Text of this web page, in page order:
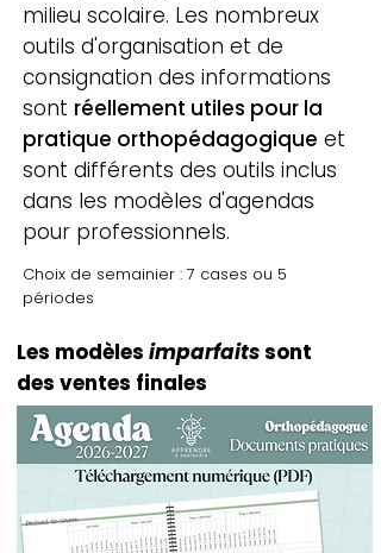
milieu scolaire. Les nombreux
outils d'organisation et de
consignation des informations
sont réellement utiles pour la
pratique orthopédagogique et
sont différents des outils inclus
dans les modèles d'agendas
pour professionnels.
Choix de semainier : 7 cases ou 5
périodes
Les modèles imparfaitssont
des ventes finales